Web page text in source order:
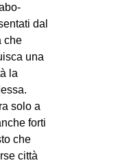
dal
che
una
la
solo a
forti
che
città